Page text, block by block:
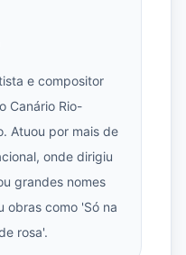
e compositor
Canário Rio-
Atuou por mais de
onde dirigiu
grandes nomes
obras como 'Só na
rosa'.